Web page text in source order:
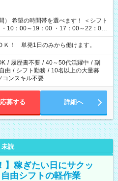
フト
10：00～19：00 ・17：00～22：00
：00～翌6：00 など
Ｋ！ 単発1日のみから働けます。
/ 履歴書不要 / 40～50代活躍中 / 副
由 / シフト勤務 / 10名以上の大量募
コンスキル不要
応募する 詳細へ
未読
】稼ぎたい日にサクッ
由シフトの軽作業